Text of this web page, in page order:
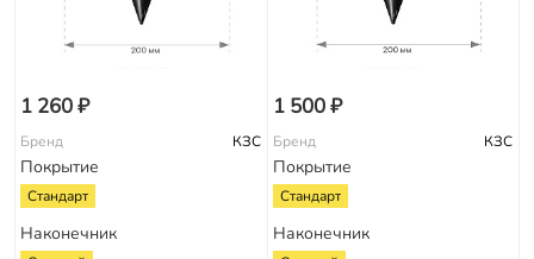
1 260 ₽
Бренд КЗС
Покрытие
Стандарт
Наконечник
1 500 ₽
Бренд КЗС
Покрытие
Стандарт
Наконечник